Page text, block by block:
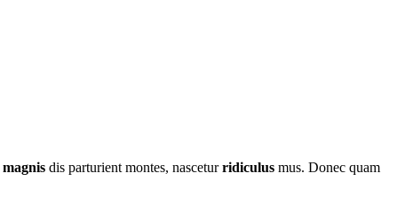
magnis dis parturient montes, nasceturridiculus mus. Donec quam